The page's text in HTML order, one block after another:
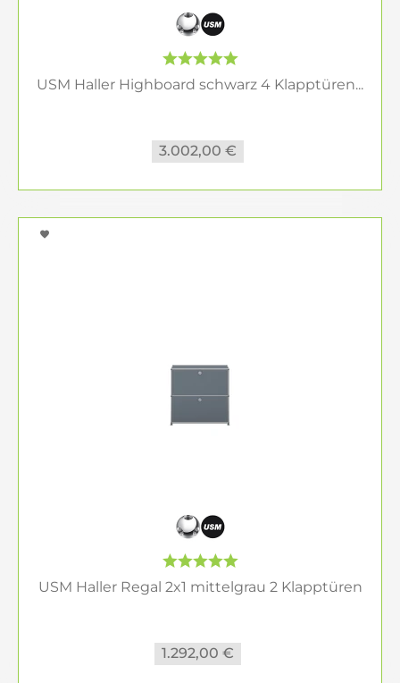
USM Haller Highboard schwarz 4 Klapptüren...
3.002,00 €
USM Haller Regal 2x1 mittelgrau 2 Klapptüren
1.292,00 €